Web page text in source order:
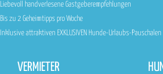
Liebevoll handverlesene Gastgeberempfehlungen
Bis zu 2 Geheimtipps pro Woche
Inklusive attraktiven EXKLUSIVEN Hunde-Urlaubs-Pauschalen
VERMIETER